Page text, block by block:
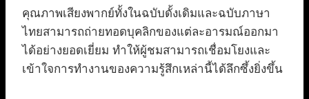
คุณภาพเสียงพากย์ทั้งในฉบับดั้งเดิมและฉบับภาษา
ไทยสามารถถ่ายทอดบุคลิกของแต่ละอารมณ์ออกมา
ได้อย่างยอดเยี่ยม ทำให้ผู้ชมสามารถเชื่อมโยงและ
เข้าใจการทำงานของความรู้สึกเหล่านี้ได้ลึกซึ้งยิ่งขึ้น